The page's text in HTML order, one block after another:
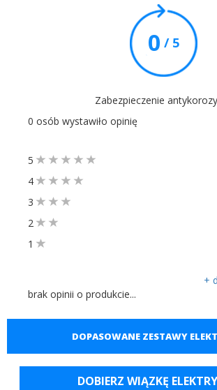
0 / 5
Zabezpieczenie
0 osób wystawiło opinię
5
4
3
2
1
+
brak opinii o produkcie...
DOPASOWANE ZESTAWY
DOBIERZ WIĄZKĘ